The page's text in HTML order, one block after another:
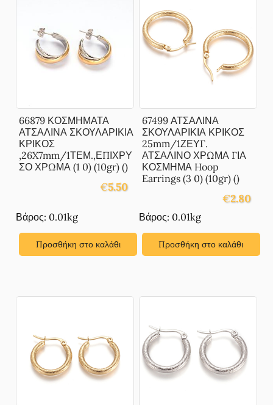
66879 ΚΟΣΜΗΜΑΤΑ
ΑΤΣΑΛΙΝΑ ΣΚΟΥΛΑΡΙΚΙΑ
ΚΡΙΚΟΣ
,26X7mm/1ΤΕΜ.,ΕΠΙΧΡΥ
ΣΟ ΧΡΩΜΑ (1 0) (10gr) ()
€5.50
Βάρος: 0.01kg
Προσθήκη στο καλάθι
67499 ΑΤΣΑΛΙΝΑ
ΣΚΟΥΛΑΡΙΚΙΑ ΚΡΙΚΟΣ
25mm/1ΖΕΥΓ.
ΑΤΣΑΛΙΝΟ ΧΡΩΜΑ ΓΙΑ
ΚΟΣΜΗΜΑ Hoop
Earrings (3 0) (10gr) ()
€2.80
Βάρος: 0.01kg
Προσθήκη στο καλάθι